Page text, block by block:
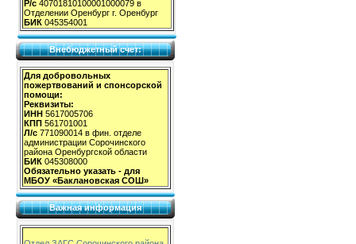
Р/с 40701810100001000079 в
Отделении Оренбург г. Оренбург
БИК 045354001
Внебюджетный счет:
Для добровольных
пожертвований и спонсорской
помощи:
Реквизиты:
ИНН 5617005706
КПП 561701001
Л/с 771090014 в фин. отделе
администрации Сорочинского
района Оренбургской области
БИК 045308000
Обязательно указать - для
МБОУ «Баклановская СОШ»
Важная информация